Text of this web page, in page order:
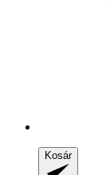
Kosár